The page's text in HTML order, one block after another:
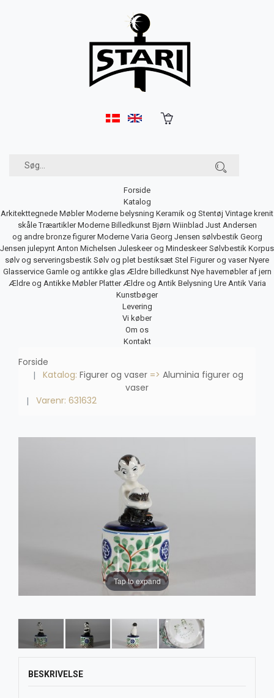
Forside
Katalog
Arkitekttegnede Møbler Moderne belysning Keramik og Stentøj Vintage krenit
skåle Træartikler Moderne Billedkunst Bjørn Wiinblad Just Andersen
og andre bronze figurer Moderne Varia Georg Jensen sølvbestik Georg
Jensen julepynt Anton Michelsen Juleskeer og Mindeskeer Sølvbestik Korpus
sølv og serveringsbestik Sølv og plet bestiksæt Stel Figurer og vaser Nyere
Glasservice Gamle og antikke glas Ældre billedkunst Nye havemøbler af jern
Ældre og Antikke Møbler Platter Ældre og Antik Belysning Ure Antik Varia
Kunstbøger
Levering
Vi køber
Om os
Kontakt
Forside
Katalog: Figurer og vaser => Aluminia figurer og
vaser
Varenr: 631632
Tap to expand
BESKRIVELSE